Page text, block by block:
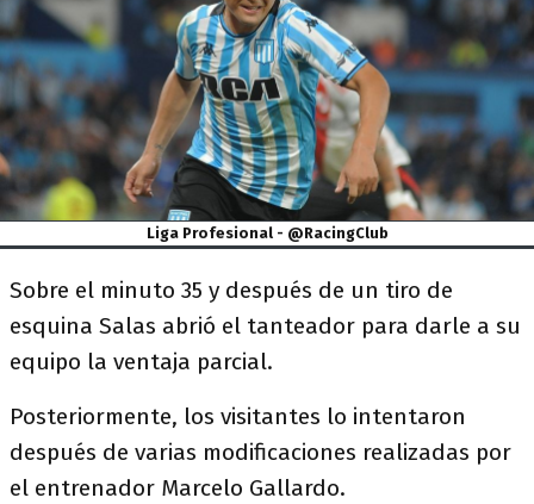
Liga Profesional - @RacingClub
Sobre el minuto 35 y después de un tiro de
esquina Salas abrió el tanteador para darle a su
equipo la ventaja parcial.
Posteriormente, los visitantes lo intentaron
después de varias modificaciones realizadas por
el entrenador Marcelo Gallardo.